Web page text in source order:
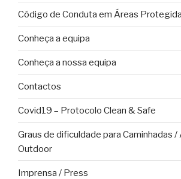
Código de Conduta em Áreas
Conheça a equipa
Conheça a nossa equipa
Contactos
Covid19 – Protocolo Clean & Safe
Graus de dificuldade para Caminhadas
Outdoor
Imprensa / Press